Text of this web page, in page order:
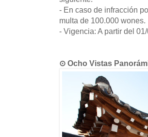
- En caso de infracción
multa de 100.000 wones.
- Vigencia: A partir del
⊙ Ocho Vistas